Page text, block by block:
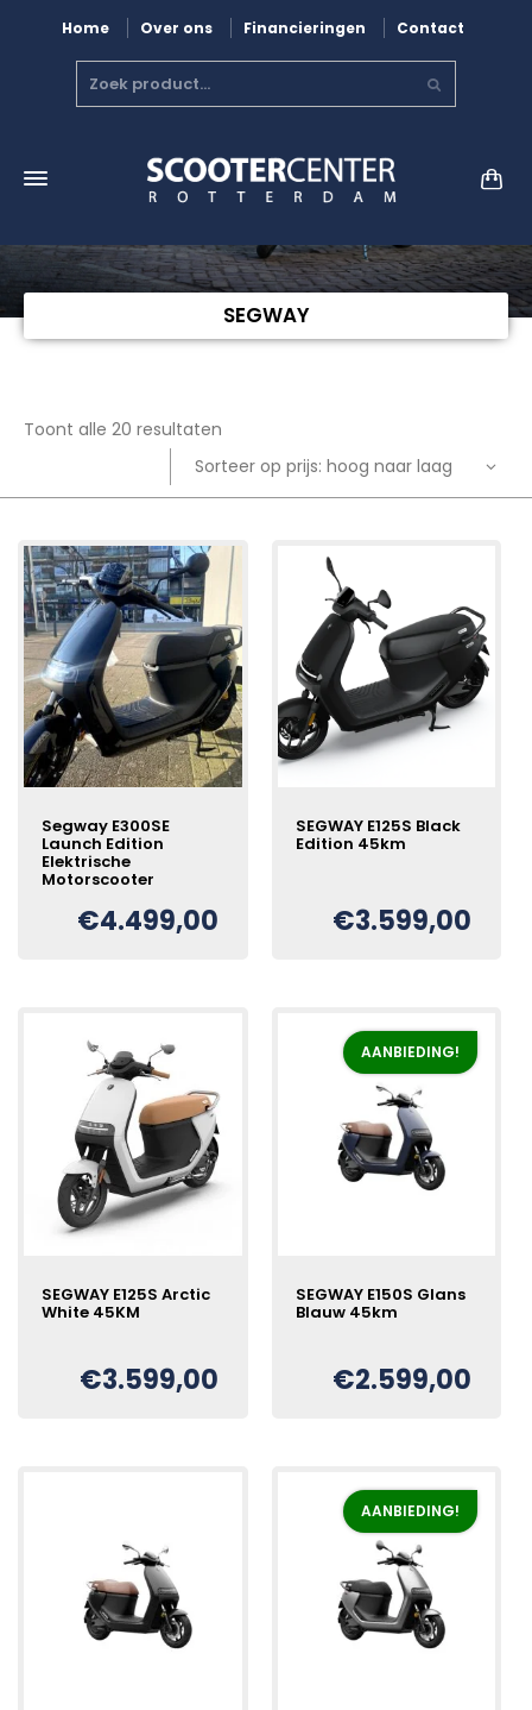
Home Over ons Financieringen Contact
SEGWAY
Toont alle 20 resultaten
op
prijs:
hoog
naar
laag
Sorteer op prijs: hoog naar laag
Segway E300SE
Launch Edition
Elektrische
Motorscooter
€4.499,00
SEGWAY E125S Black
Edition 45km
€3.599,00
SEGWAY E125S Arctic
White 45KM
€3.599,00
AANBIEDING!
SEGWAY E150S Glans
Blauw 45km
Oorspronkelijke
€2.599,00
Huidige
AANBIEDING!